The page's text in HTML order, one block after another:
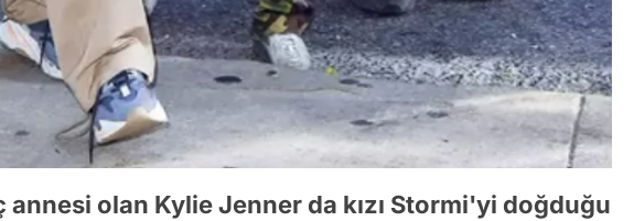
annesi olan Kylie Jenner da kızı Stormi'yi doğduğu